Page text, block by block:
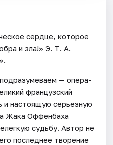
сердце, которое
и зла!» Э. Т. А.
— опера-
французский
и настоящую серьезную
Жака Оффенбаха
судьбу. Автор не
последнее творение